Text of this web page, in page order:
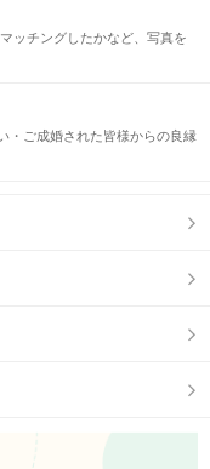
ッチングしたかなど、写真を
・ご成婚された皆様からの良縁